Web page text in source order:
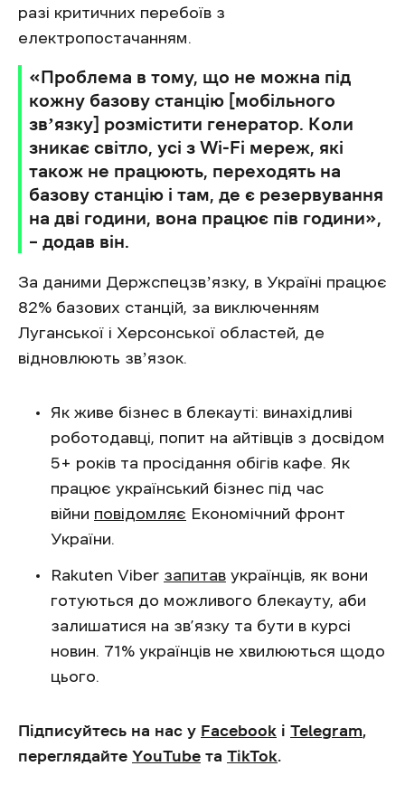
разі критичних перебоїв з
електропостачанням.
«Проблема в тому, що не можна під
кожну базову станцію [мобільного
звʼязку] розмістити генератор. Коли
зникає світло, усі з Wi-Fi мереж, які
також не працюють, переходять на
базову станцію і там, де є резервування
на дві години, вона працює пів години»,
– додав він.
За даними Держспецзвʼязку, в Україні працює
82% базових станцій, за виключенням
Луганської і Херсонської областей, де
відновлюють звʼязок.
Як живе бізнес в блекауті: винахідливі
роботодавці, попит на айтівців з досвідом
5+ років та просідання обігів кафе. Як
працює український бізнес під час
війни повідомляє Економічний фронт
України.
Rakuten Viber запитав українців, як вони
готуються до можливого блекауту, аби
залишатися на зв’язку та бути в курсі
новин. 71% українців не хвилюються щодо
цього.
Підписуйтесь на нас у Facebook і Telegram,
переглядайте YouTube та TikTok.